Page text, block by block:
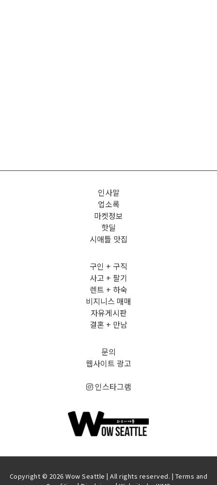
인사말
업소록
마켓정보
핫딜
시애틀 맛집
구인 + 구직
사고 + 팔기
렌트 + 하숙
비지니스 매매
자유게시판
결혼 + 만남
문의
웹사이트 광고
인스타그램
Copyright © 2026 Wow Seattle | All rights reserved. | Terms and